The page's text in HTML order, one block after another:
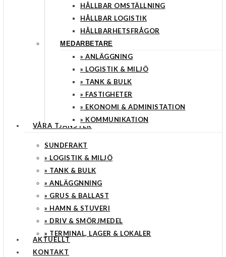
HÅLLBAR OMSTÄLLNING
HÅLLBAR LOGISTIK
HÅLLBARHETSFRÅGOR
MEDARBETARE
» ANLÄGGNING
» LOGISTIK & MILJÖ
» TANK & BULK
» FASTIGHETER
» EKONOMI & ADMINISTATION
» KOMMUNIKATION
VÅRA TJÄNSTER
SUNDFRAKT
» LOGISTIK & MILJÖ
» TANK & BULK
» ANLÄGGNNING
» GRUS & BALLAST
» HAMN & STUVERI
» DRIV & SMÖRJMEDEL
» TERMINAL, LAGER & LOKALER
AKTUELLT
KONTAKT